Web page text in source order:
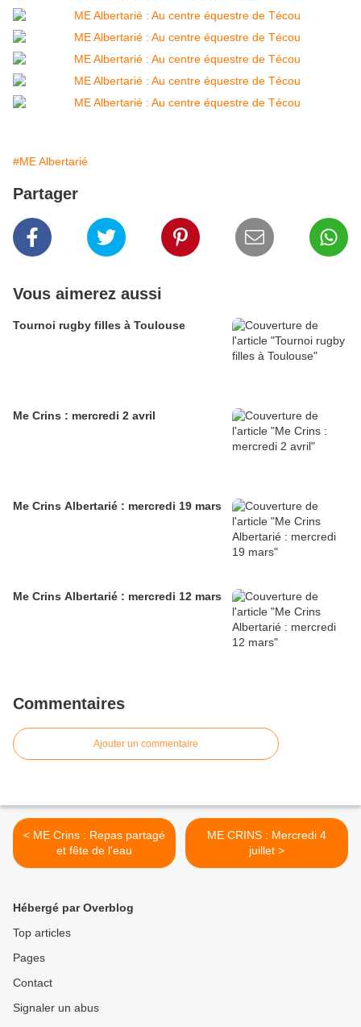
#ME Albertarié
Partager
Vous aimerez aussi
Tournoi rugby filles à Toulouse
Me Crins : mercredi 2 avril
Me Crins Albertarié : mercredi 19 mars
Me Crins Albertarié : mercredi 12 mars
Commentaires
Ajouter un commentaire
< ME Crins : Repas partagé
et fête de l'eau
ME CRINS : Mercredi 4
juillet >
Hébergé par Overblog
Top articles
Pages
Contact
Signaler un abus